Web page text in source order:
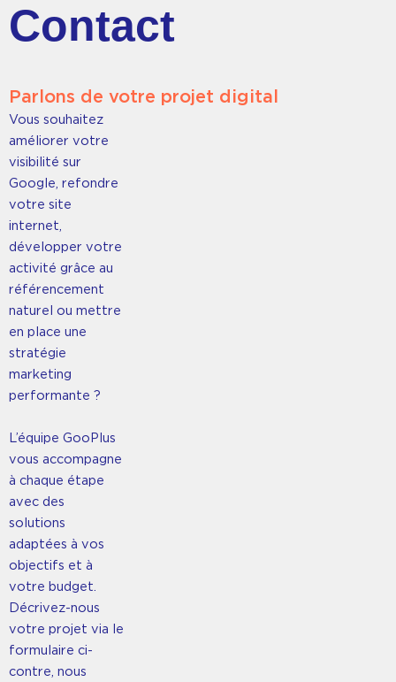
Contact
Parlons de votre projet digital
Vous souhaitez
améliorer votre
visibilité sur
Google, refondre
votre site
internet,
développer votre
activité grâce au
référencement
naturel ou mettre
en place une
stratégie
marketing
performante ?
L’équipe GooPlus
vous accompagne
à chaque étape
avec des
solutions
adaptées à vos
objectifs et à
votre budget.
Décrivez-nous
votre projet via le
formulaire ci-
contre, nous